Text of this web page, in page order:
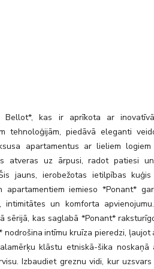
Bellot*, kas ir aprīkota ar
tehnoloģijām, piedāvā eleganti
apartamentus ar lieliem
atveras uz ārpusi, radot patiesi
jauns, ierobežotas ietilpības
apartamentiem iemieso *Ponant*
intimitātes un komforta
sērijā, kas saglabā *Ponant*
nodrošina intīmu kruīza pieredzi, ļaujot
klāstu etniskā-šika noskaņā
Izbaudiet greznu vidi, kur